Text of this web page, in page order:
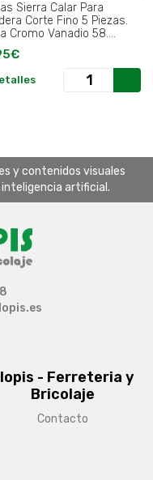
Sierra Calar Para
Corte Fino 5 Piezas.
Cromo Vanadio 58.
T Universal.
y contenidos visuales
artificial.
- Ferreteria y
Bricolaje
Contacto